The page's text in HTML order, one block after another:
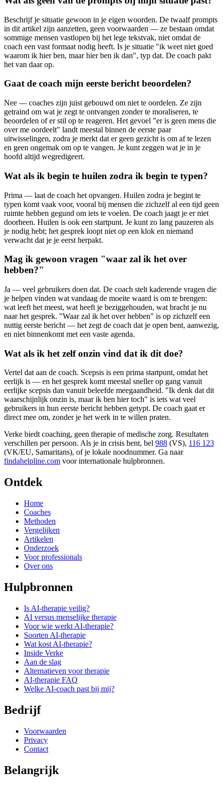
Beschrijf je situatie gewoon in je eigen woorden. De twaalf prompts
in dit artikel zijn aanzetten, geen voorwaarden — ze bestaan omdat
sommige mensen vastlopen bij het lege tekstvak, niet omdat de
coach een vast formaat nodig heeft. Is je situatie "ik weet niet goed
waarom ik hier ben, maar hier ben ik dan", typ dat. De coach pakt
het van daar op.
Gaat de coach mijn eerste bericht beoordelen?
Nee — coaches zijn juist gebouwd om niet te oordelen. Ze zijn
getraind om wat je zegt te ontvangen zonder te moraliseren, te
beoordelen of er stil op te reageren. Het gevoel "er is geen mens die
over me oordeelt" landt meestal binnen de eerste paar
uitwisselingen, zodra je merkt dat er geen gezicht is om af te lezen
en geen ongemak om op te vangen. Je kunt zeggen wat je in je
hoofd altijd wegredigeert.
Wat als ik begin te huilen zodra ik begin te typen?
Prima — laat de coach het opvangen. Huilen zodra je begint te
typen komt vaak voor, vooral bij mensen die zichzelf al een tijd geen
ruimte hebben gegund om iets te voelen. De coach jaagt je er niet
doorheen. Huilen is ook een startpunt. Je kunt zo lang pauzeren als
je nodig hebt; het gesprek loopt niet op een klok en niemand
verwacht dat je je eerst herpakt.
Mag ik gewoon vragen "waar zal ik het over
hebben?"
Ja — veel gebruikers doen dat. De coach stelt kaderende vragen die
je helpen vinden wat vandaag de moeite waard is om te brengen:
wat leeft het meest, wat heeft je beziggehouden, wat bracht je nu
naar het gesprek. "Waar zal ik het over hebben" is op zichzelf een
nuttig eerste bericht — het zegt de coach dat je open bent, aanwezig,
en niet binnenkomt met een vaste agenda.
Wat als ik het zelf onzin vind dat ik dit doe?
Vertel dat aan de coach. Scepsis is een prima startpunt, omdat het
eerlijk is — en het gesprek komt meestal sneller op gang vanuit
eerlijke scepsis dan vanuit beleefde meegaandheid. "Ik denk dat dit
waarschijnlijk onzin is, maar ik ben hier toch" is iets wat veel
gebruikers in hun eerste bericht hebben getypt. De coach gaat er
direct mee om, zonder je het werk in te willen praten.
Verke biedt coaching, geen therapie of medische zorg. Resultaten
verschillen per persoon. Als je in crisis bent, bel 988 (VS), 116 123
(VK/EU, Samaritans), of je lokale noodnummer. Ga naar
findahelpline.com voor internationale hulpbronnen.
Ontdek
Home
Coaches
Methoden
Vergelijken
Artikelen
Onderzoek
Voor professionals
Over ons
Hulpbronnen
Is AI-therapie veilig?
AI versus menselijke therapie
Voor wie werkt AI-therapie?
Soorten AI-therapie
Wat kost AI-therapie?
Inside Verke
Aan de slag
Alternatieven voor therapie
AI-therapie FAQ
Welke AI-coach past bij mij?
Bedrijf
Voorwaarden
Privacy
Contact
Belangrijk